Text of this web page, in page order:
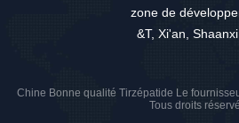
zone de
&T, Xi'an,
Chine Bonne qualité Tirzépatide Le
Tous droits